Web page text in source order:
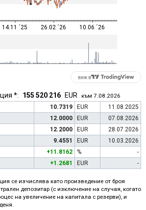
14.11 ´25 26.02 ´26 10.06 ´26
виж в
*: 155 520 216 EUR към 7.08.2026
10.7319 EUR
11.08.2025
12.0000 EUR
07.08.2026
12.2000 EUR
28.07.2026
9.4551 EUR
10.03.2026
+11.8162 %
-
+1.2681 EUR -
се изчислява като произведение от броя
депозитар (с изключение на случая, когато
на увеличение на капитала с резерви), и